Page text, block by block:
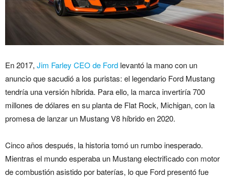
En 2017, Jim Farley CEO de Ford levantó la mano con un
anuncio que sacudió a los puristas: el legendario Ford Mustang
tendría una versión híbrida. Para ello, la marca invertiría 700
millones de dólares en su planta de Flat Rock, Michigan, con la
promesa de lanzar un Mustang V8 híbrido en 2020.
Cinco años después, la historia tomó un rumbo inesperado.
Mientras el mundo esperaba un Mustang electrificado con motor
de combustión asistido por baterías, lo que Ford presentó fue